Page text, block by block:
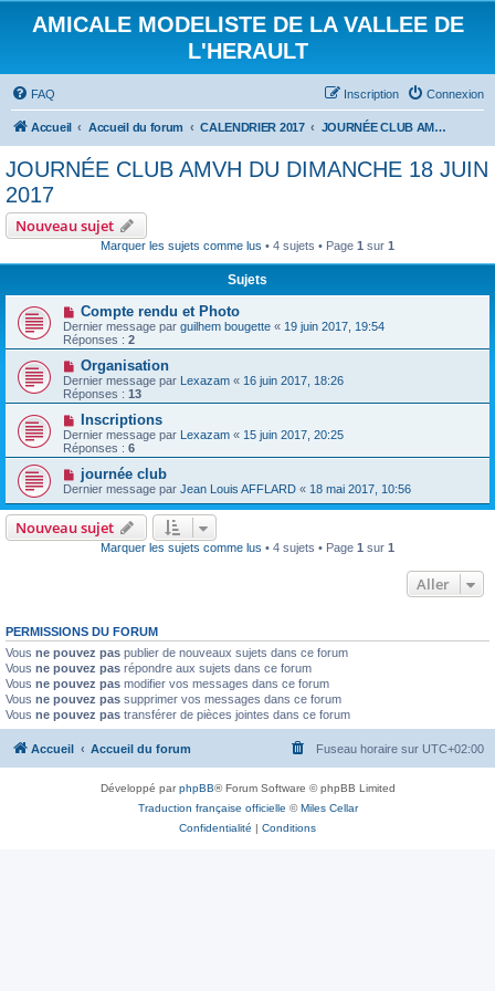
AMICALE MODELISTE DE LA VALLEE DE
L'HERAULT
FAQ Connexion
Inscription
Accueil Accueil du forum CALENDRIER 2017 JOURNÉE CLUB AMVH DU DIMANCHE 18 JUIN 2017
JOURNÉE CLUB AMVH DU DIMANCHE 18 JUIN
2017
Nouveau sujet
Marquer les sujets comme lus • 4 sujets • Page 1 sur 1
Sujets
Compte rendu et Photo
Dernier message par guilhem bougette « 19 juin 2017, 19:54
Réponses : 2
Organisation
Dernier message par Lexazam « 16 juin 2017, 18:26
Réponses : 13
Inscriptions
Dernier message par Lexazam « 15 juin 2017, 20:25
Réponses : 6
journée club
Dernier message par Jean Louis AFFLARD « 18 mai 2017, 10:56
Nouveau sujet
Marquer les sujets comme lus • 4 sujets • Page 1 sur 1
Aller
PERMISSIONS DU FORUM
Vous ne pouvez pas publier de nouveaux sujets dans ce forum
Vous ne pouvez pas répondre aux sujets dans ce forum
Vous ne pouvez pas modifier vos messages dans ce forum
Vous ne pouvez pas supprimer vos messages dans ce forum
Vous ne pouvez pas transférer de pièces jointes dans ce forum
Accueil Accueil du forum Fuseau horaire sur UTC+02:00
Développé parphpBB® Forum Software © phpBB Limited
Traduction française officielle ©Miles Cellar
Confidentialité | Conditions